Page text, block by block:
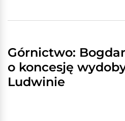
Górnictwo:
o koncesję
Ludwinie